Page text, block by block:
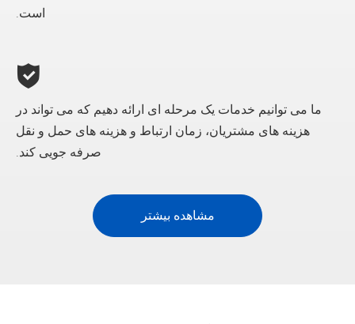
است.
ما می توانیم خدمات یک مرحله ای ارائه دهیم که می تواند در
هزینه های مشتریان، زمان ارتباط و هزینه های حمل و نقل
صرفه جویی کند.
مشاهده بیشتر